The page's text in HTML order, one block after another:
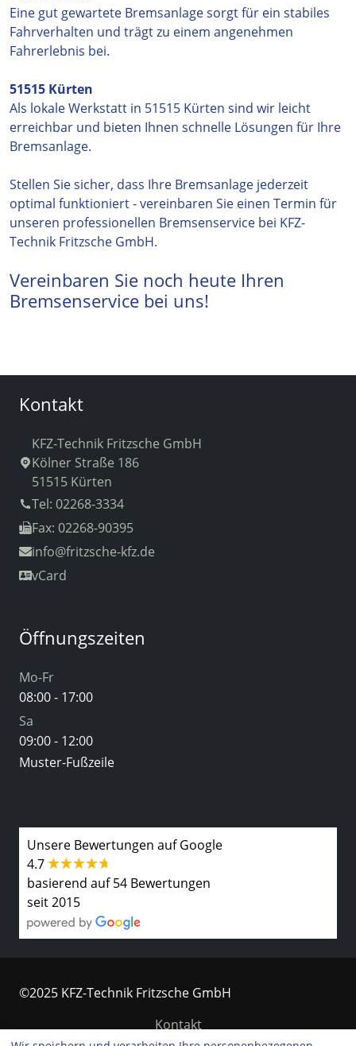
Eine gut gewartete Bremsanlage sorgt für ein stabiles
Fahrverhalten und trägt zu einem angenehmen
Fahrerlebnis bei.
51515 Kürten
Als lokale Werkstatt in 51515 Kürten sind wir leicht
erreichbar und bieten Ihnen schnelle Lösungen für Ihre
Bremsanlage.
Stellen Sie sicher, dass Ihre Bremsanlage jederzeit
optimal funktioniert - vereinbaren Sie einen Termin für
unseren professionellen Bremsenservice bei KFZ-
Technik Fritzsche GmbH.
Vereinbaren Sie noch heute Ihren
Bremsenservice bei uns!
Kontakt
KFZ-Technik Fritzsche GmbH
Kölner Straße 186
51515 Kürten
Tel: 02268-3334
Fax: 02268-90395
info@fritzsche-kfz.de
vCard
Öffnungszeiten
Mo-Fr
08:00 - 17:00
Sa
09:00 - 12:00
Muster-Fußzeile
Unsere Bewertungen auf Google
4.7
basierend auf 54 Bewertungen
seit 2015
©2025 KFZ-Technik Fritzsche GmbH
Kontakt